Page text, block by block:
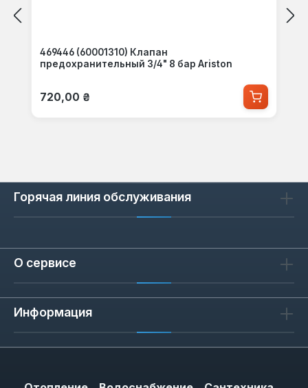
469446 (60001310) Клапан
предохранительный 3/4" 8 бар Ariston
Обычная цена:
720,00 ₴
Горячая линия обслуживания
О сервисе
Информация